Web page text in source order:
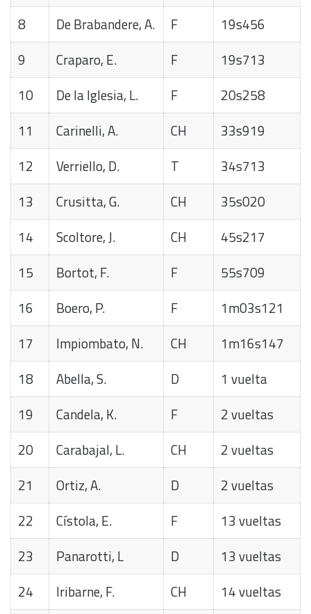
8
De Brabandere, A. F
19s456
9
Craparo, E. F
19s713
10
De la Iglesia, L. F
20s258
11
Carinelli, A. CH
33s919
12
Verriello, D. T
34s713
13
Crusitta, G. CH
35s020
14
Scoltore, J. CH
45s217
15
Bortot, F. F
55s709
16
Boero, P. F
1m03s121
17
Impiombato, N. CH
1m16s147
18
Abella, S. D
1 vuelta
19
Candela, K. F
2 vueltas
20
Carabajal, L. CH
2 vueltas
21
Ortiz, A. D
2 vueltas
22
Cístola, E. F
13 vueltas
23
Panarotti, L D
13 vueltas
24
Iribarne, F. CH 14 vueltas